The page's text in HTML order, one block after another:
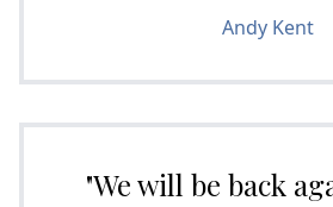
Andy Kent
"We will be back